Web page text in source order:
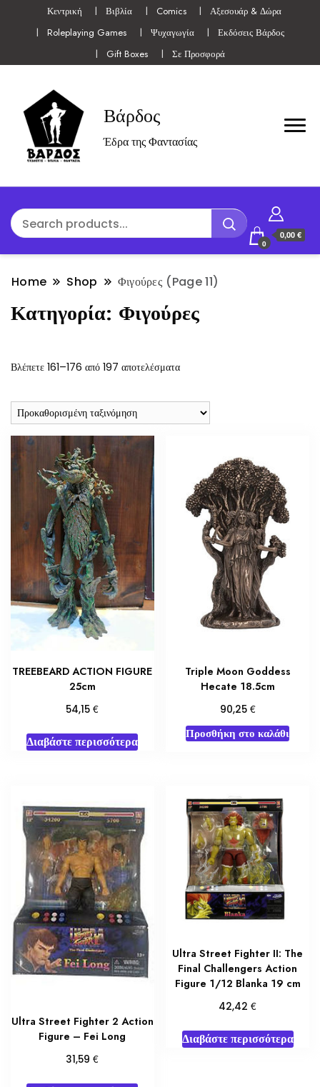
Κεντρική Βιβλία Comics
Αξεσουάρ & Δώρα
Roleplaying Games
Ψυχαγωγία
Εκδόσεις Βάρδος
Gift Boxes
Σε Προσφορά
Βάρδος
Έδρα της Φαντασίας
0
0,00 €
Home Shop Φιγούρες (Page 11)
Κατηγορία: Φιγούρες
Βλέπετε 161–176 από 197 αποτελέσματα
TREEBEARD ACTION FIGURE
25cm
54,15€
Διαβάστε περισσότερα
Triple Moon Goddess
Hecate 18.5cm
90,25 €
Προσθήκη στο καλάθι
Ultra Street Fighter 2 Action
Figure – Fei Long
31,59€
Ultra Street Fighter II: The
Final Challengers Action
Figure 1/12 Blanka 19 cm
42,42€
Διαβάστε περισσότερα